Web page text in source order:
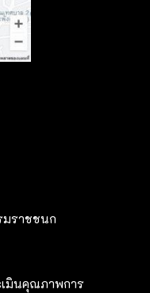
มราชชนก
มินคุณภาพการ